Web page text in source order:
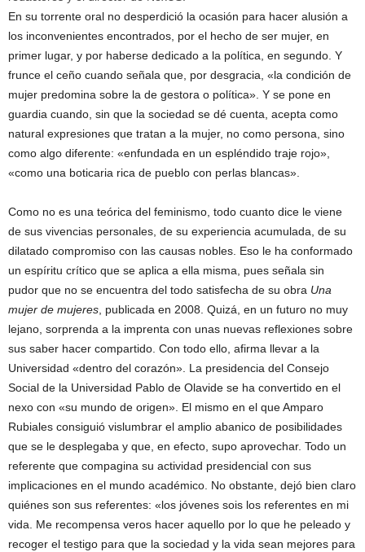
En su torrente oral no desperdició la ocasión para hacer alusión a
los inconvenientes encontrados, por el hecho de ser mujer, en
primer lugar, y por haberse dedicado a la política, en segundo. Y
frunce el ceño cuando señala que, por desgracia, «la condición de
mujer predomina sobre la de gestora o política». Y se pone en
guardia cuando, sin que la sociedad se dé cuenta, acepta como
natural expresiones que tratan a la mujer, no como persona, sino
como algo diferente: «enfundada en un espléndido traje rojo»,
«como una boticaria rica de pueblo con perlas blancas».
Como no es una teórica del feminismo, todo cuanto dice le viene
de sus vivencias personales, de su experiencia acumulada, de su
dilatado compromiso con las causas nobles. Eso le ha conformado
un espíritu crítico que se aplica a ella misma, pues señala sin
pudor que no se encuentra del todo satisfecha de su obra Una
mujer de mujeres , publicada en 2008. Quizá, en un futuro no muy
lejano, sorprenda a la imprenta con unas nuevas reflexiones sobre
sus saber hacer compartido. Con todo ello, afirma llevar a la
Universidad «dentro del corazón». La presidencia del Consejo
Social de la Universidad Pablo de Olavide se ha convertido en el
nexo con «su mundo de origen». El mismo en el que Amparo
Rubiales consiguió vislumbrar el amplio abanico de posibilidades
que se le desplegaba y que, en efecto, supo aprovechar. Todo un
referente que compagina su actividad presidencial con sus
implicaciones en el mundo académico. No obstante, dejó bien claro
quiénes son sus referentes: «los jóvenes sois los referentes en mi
vida. Me recompensa veros hacer aquello por lo que he peleado y
recoger el testigo para que la sociedad y la vida sean mejores para